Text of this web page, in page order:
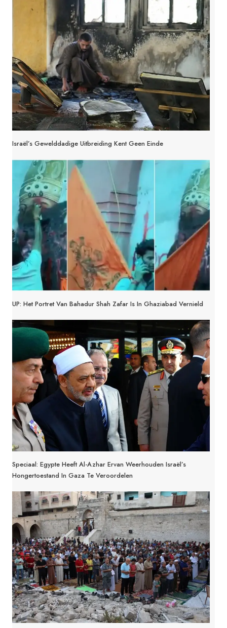
Israël’s Gewelddadige Uitbreiding Kent Geen Einde
UP: Het Portret Van Bahadur Shah Zafar Is In Ghaziabad Vernield
Speciaal: Egypte Heeft Al-Azhar Ervan Weerhouden Israël’s
Hongertoestand In Gaza Te Veroordelen